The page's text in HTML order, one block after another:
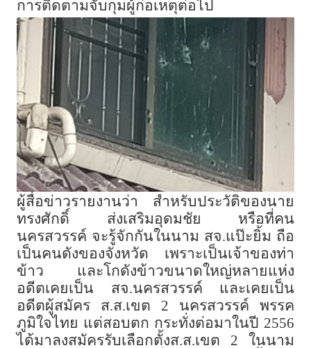
การติดตามจับกุมผู้ก่อเหตุต่อไป
ผู้สื่อข่าวรายงานว่า สำหรับประวัติของนาย
ทรงศักดิ์ ส่งเสริมอุดมชัย หรือที่คน
นครสวรรค์ จะรู้จักกันในนาม สจ.แป๊ะยิ้ม ถือ
เป็นคนดังของจังหวัด เพราะเป็นเจ้าของท่า
ข้าว และโกดังข้าวขนาดใหญ่หลายแห่ง
อดีตเคยเป็น สจ.นครสวรรค์ และเคยเป็น
อดีตผู้สมัคร ส.ส.เขต 2 นครสวรรค์ พรรค
ภูมิใจไทย แต่สอบตก กระทั่งต่อมาในปี 2556
ได้มาลงสมัครรับเลือกตั้งส.ส.เขต 2 ในนาม